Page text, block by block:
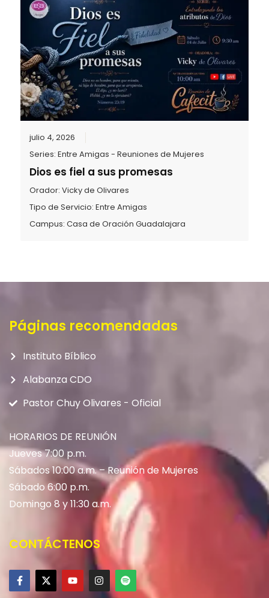
julio 4, 2026
Series:Entre Amigas - Reuniones de Mujeres
Dios es fiel a sus promesas
Orador:Vicky de Olivares
Tipo de Servicio:Entre Amigas
Campus:Casa de Oración Guadalajara
Páginas recomendadas
Instituto Bíblico
Alabanza CDO
Pastor Chuy Olivares - Oficial
HORARIOS DE REUNIÓN
Jueves 7:00 p.m.
Sábados 10:00 a.m. – Reunión de Mujeres
Sábado 6:00 p.m.
Domingo 8 y 11:30 a.m.
CONTÁCTENOS